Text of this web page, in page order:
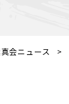
会ニュース >